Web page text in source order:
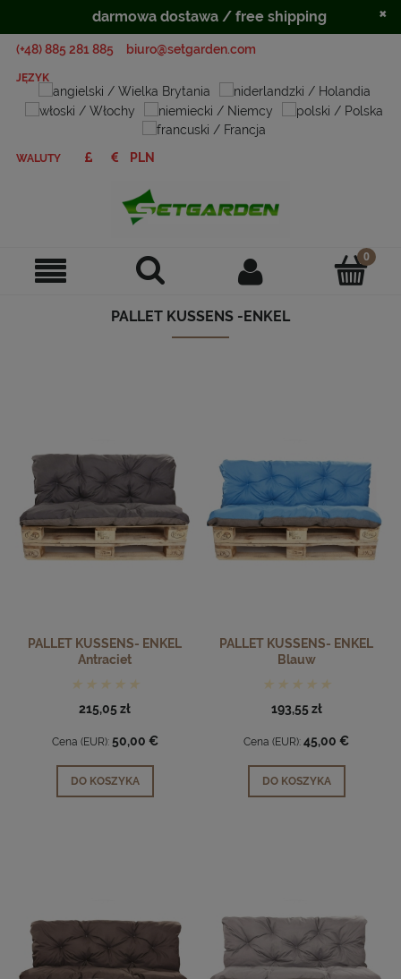
(+48) 885 281 885 biuro@setgarden.com
JĘZYK
WALUTY
PALLET KUSSENS -ENKEL
PALLET KUSSENS- ENKEL
Antraciet
215,05 zł
Cena (EUR): 50,00 €
DO KOSZYKA
PALLET KUSSENS- ENKEL
Blauw
193,55 zł
Cena (EUR): 45,00 €
DO KOSZYKA
darmowa dostawa / free shipping ×